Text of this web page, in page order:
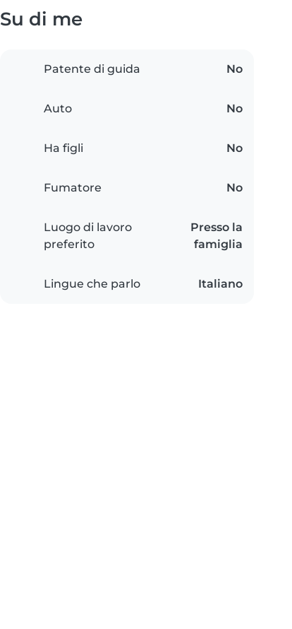
Su di me
Patente di guida No
Auto No
Ha figli No
Fumatore No
Luogo di lavoro
preferito
Presso la
famiglia
Lingue che parlo Italiano